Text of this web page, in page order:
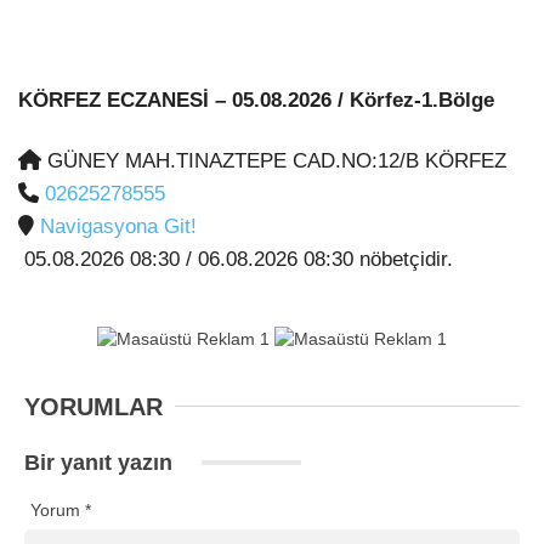
KÖRFEZ ECZANESİ – 05.08.2026 / Körfez-1.Bölge
GÜNEY MAH.TINAZTEPE CAD.NO:12/B KÖRFEZ
02625278555
Navigasyona Git!
05.08.2026 08:30 / 06.08.2026 08:30 nöbetçidir.
YORUMLAR
Bir yanıt yazın
Yorum *